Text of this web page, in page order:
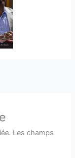
Les champs